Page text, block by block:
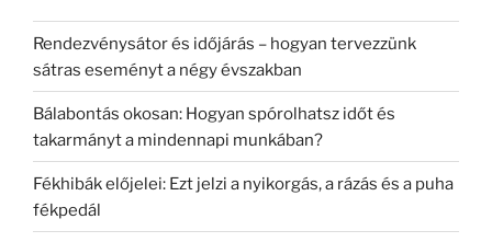
Rendezvénysátor és időjárás – hogyan tervezzünk
sátras eseményt a négy évszakban
Bálabontás okosan: Hogyan spórolhatsz időt és
takarmányt a mindennapi munkában?
Fékhibák előjelei: Ezt jelzi a nyikorgás, a rázás és a puha
fékpedál